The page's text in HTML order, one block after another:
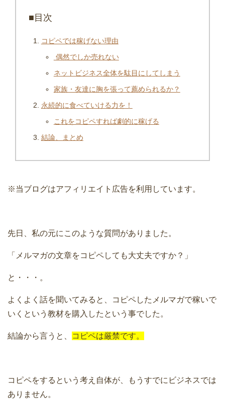
■目次
コピペでは稼げない理由
偶然でしか売れない
ネットビジネス全体を駄目にしてしまう
家族・友達に胸を張って薦められるか？
永続的に食べていける力を！
これをコピペすれば劇的に稼げる
結論、まとめ
※当ブログはアフィリエイト広告を利用しています。
先日、私の元にこのような質問がありました。
「メルマガの文章をコピペしても大丈夫ですか？」
と・・・。
よくよく話を聞いてみると、コピペしたメルマガで稼いで
いくという教材を購入したという事でした。
結論から言うと、 コピペは厳禁です。
コピペをするという考え自体が、もうすでにビジネスでは
ありません。